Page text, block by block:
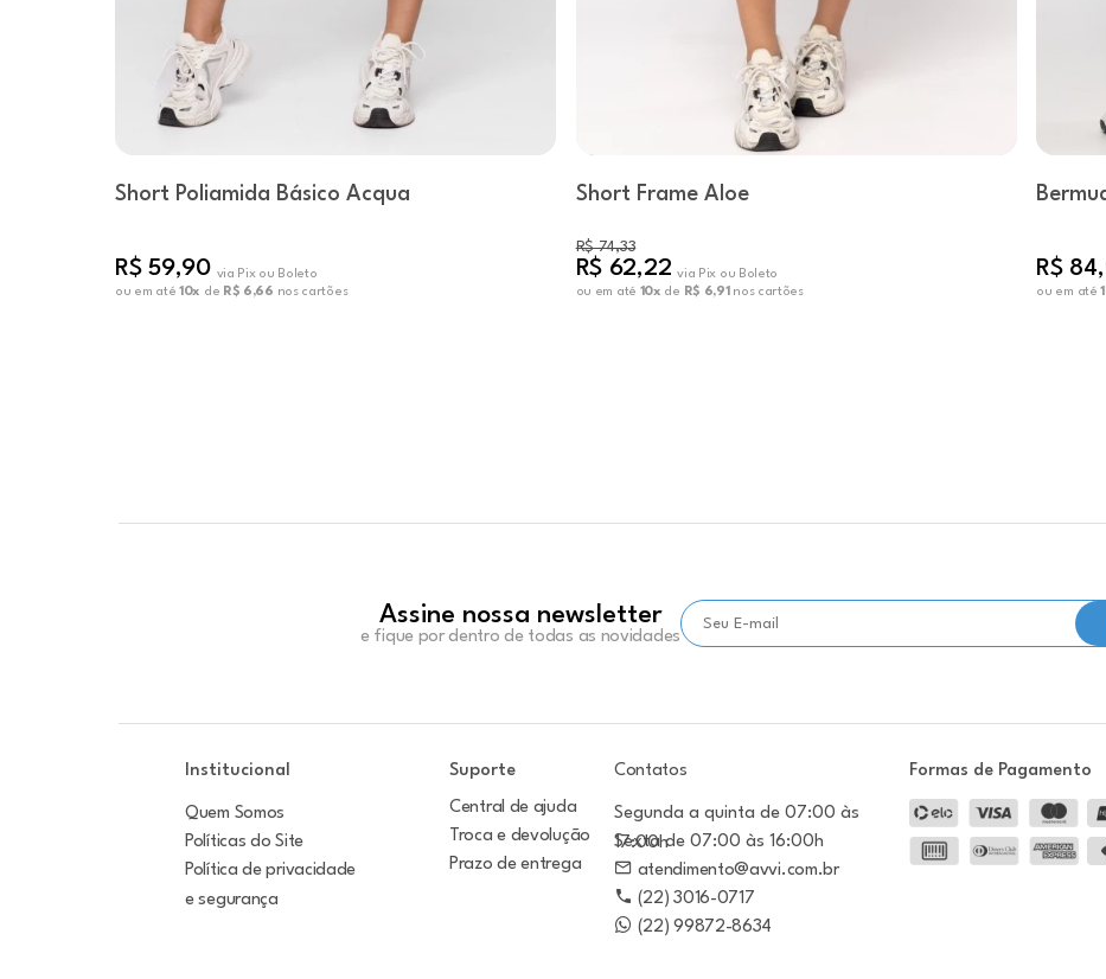
Short Poliamida Básico Acqua
R$ 59,90 via Pix ou Boleto
ou em até 10x de R$ 6,66 nos cartões
Short Frame Aloe
R$ 74,33
R$ 62,22 via Pix ou Boleto
ou em até 10x de R$ 6,91 nos cartões
R$
ou em até
Assine nossa newsletter
e fique por dentro de todas as novidades
Institucional
Quem Somos
Políticas do Site
Política de privacidade
e segurança
Suporte
Central de ajuda
Troca e devolução
Prazo de entrega
Contatos
Segunda a quinta de 07:00 às
17:00h
Sexta de 07:00 às 16:00h
atendimento@avvi.com.br
(22) 3016-0717
(22) 99872-8634
Formas de Pagamento